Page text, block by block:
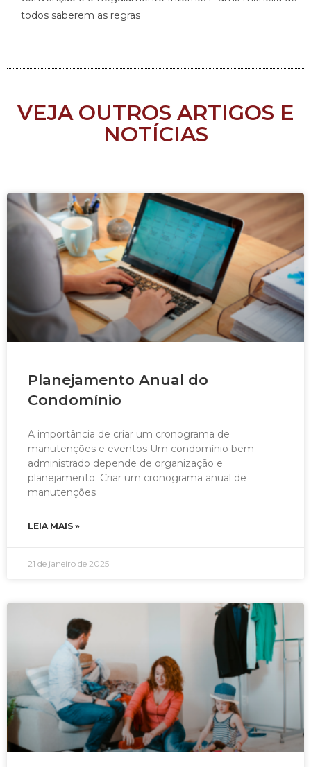
todos saberem as regras
VEJA OUTROS ARTIGOS E
NOTÍCIAS
Planejamento Anual do
Condomínio
A importância de criar um cronograma de
manutenções e eventos Um condomínio bem
administrado depende de organização e
planejamento. Criar um cronograma anual de
manutenções
LEIA MAIS »
21 de janeiro de 2025